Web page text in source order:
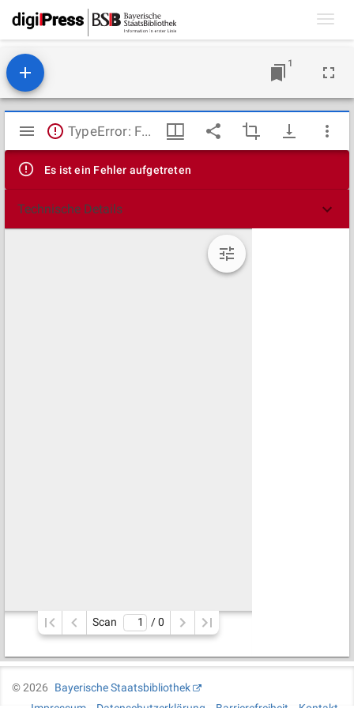
1
Mirador
Viewer
TypeError: Failed to fetch
Es ist ein Fehler aufgetreten
Technische Details
Scan / 0
©2026
Bayerische Staatsbibliothek